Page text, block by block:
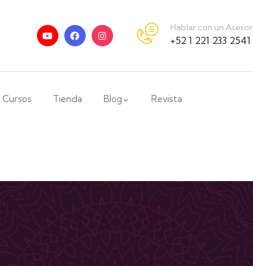
Hablar con un Asesor
+52 1 221 233 2541
Cursos Tienda Blog Revista